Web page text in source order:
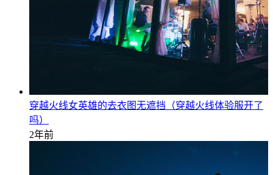
穿越火线女英雄的去衣图无遮挡（穿越火线体验服开了
吗）
2年前